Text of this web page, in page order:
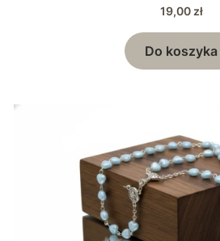
Cena
19,00 zł
Do koszyka